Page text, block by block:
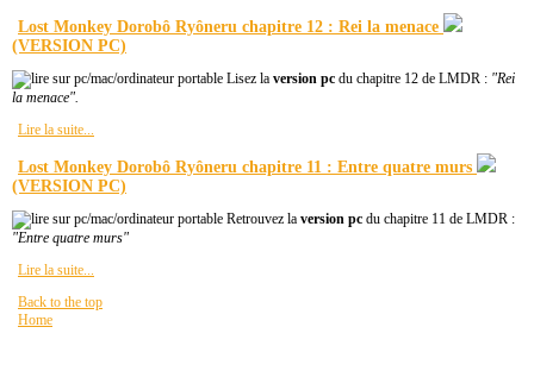
Lost Monkey Dorobô Ryôneru chapitre 12 : Rei la menace
(VERSION PC)
Lisez la version pc du chapitre 12 de LMDR : "Rei
la menace".
Lire la suite...
Lost Monkey Dorobô Ryôneru chapitre 11 : Entre quatre murs
(VERSION PC)
Retrouvez la version pc du chapitre 11 de LMDR :
"Entre quatre murs"
Lire la suite...
Back to the top
Home